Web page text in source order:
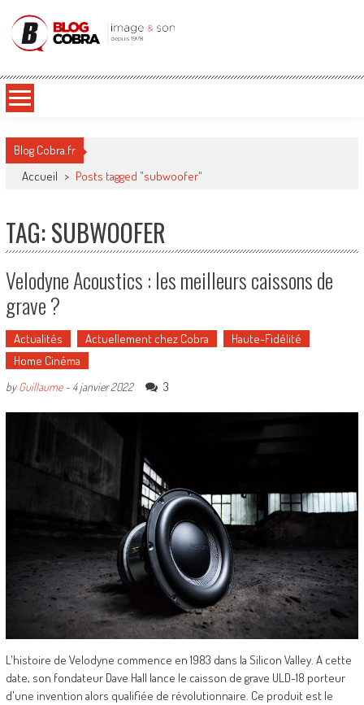
Blog Cobra
Blog Cobra.fr
Accueil > Posts tagged "subwoofer"
TAG: SUBWOOFER
Velodyne Acoustics : les meilleurs caissons de
grave ?
Actualités Actuellement chez Cobra
Haute-Fidélité
Home Cinéma
byGuillaume- 4 janvier 2022 3
L'histoire de Velodyne commence en 1983 dans la Silicon Valley. A cette
date, son fondateur Dave Hall lance le caisson de grave ULD-18 porteur
d'une invention alors qualifiée de révolutionnaire. Ce produit est le